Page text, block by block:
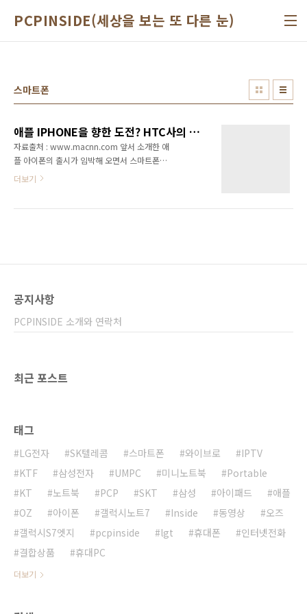
PCPINSIDE(세상을 보는 또 다른 눈)
스마트폰
애플 IPHONE을 향한 도전? HTC사의 TOUCH
자료출처 : www.macnn.com 앞서 소개한 애
플 아이폰의 출시가 임박해 오면서 스마트폰으
로 유명한 대만의 HTC사도 이에 질세라
동영상과 같이 터치 동작을 통해 스크린을 전환
여 인식할 수 있는 기능도 가능하다고 한다. 주요
더보기
공지사항
PCPINSIDE 소개와 연락처
최근 포스트
태그
LG전자 SK텔레콤 스마트폰 와이브로
IPTV
KTF
삼성전자 UMPC 미니노트북
Portable
KT
노트북 PCP SKT 삼성 아이패드
애플
OZ
아이폰 갤럭시노트7 Inside 동영상
오즈
갤럭시S7엣지
pcpinside lgt 휴대폰
인터넷전화
결합상품
휴대PC
더보기